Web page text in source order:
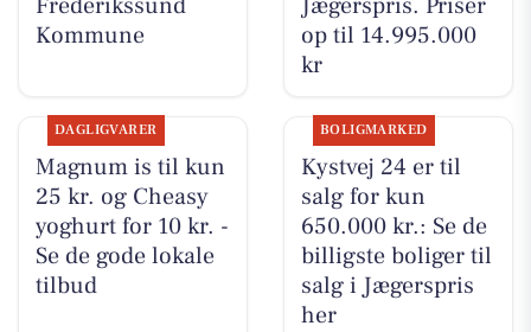
Kommune
op til 14.995.000
kr
DAGLIGVARER
Magnum is til kun
25 kr. og Cheasy
yoghurt for 10 kr. -
Se de gode lokale
tilbud
BOLIGMARKED
Kystvej 24 er til
salg for kun
650.000 kr.: Se de
billigste boliger til
salg i Jægerspris
her